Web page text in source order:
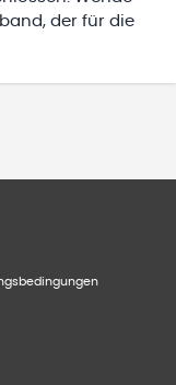
der für die